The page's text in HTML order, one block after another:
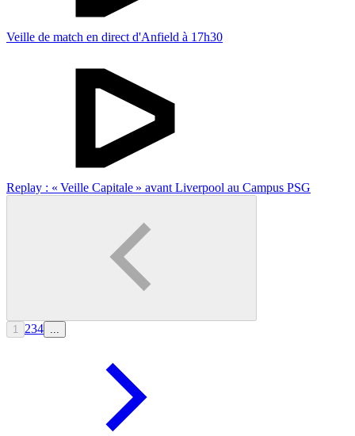
Veille de match en direct d'Anfield à 17h30
Replay : « Veille Capitale » avant Liverpool au Campus PSG
1 234 ...